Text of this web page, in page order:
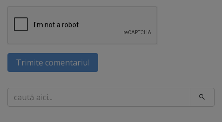
Trimite comentariul
Caută